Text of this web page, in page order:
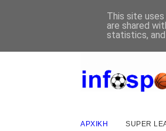
ΑΡΧΙΚΗ SUPER
This site
are shared
statistics,